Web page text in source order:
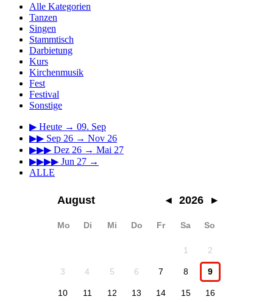
Alle Kategorien
Tanzen
Singen
Stammtisch
Darbietung
Kurs
Kirchenmusik
Fest
Festival
Sonstige
▶ Heute → 09. Sep
▶▶ Sep 26 → Nov 26
▶▶▶ Dez 26 → Mai 27
▶▶▶▶ Jun 27 →
ALLE
August ◂ 2026 ▸
Mo Di Mi Do Fr Sa So
1 2
3 4 5 6 7 8 9
10 11 12 13 14 15 16